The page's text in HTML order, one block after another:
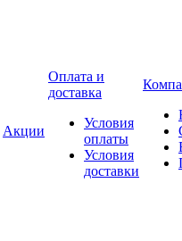
Акции
Оплата и
доставка
Условия
оплаты
Условия
доставки